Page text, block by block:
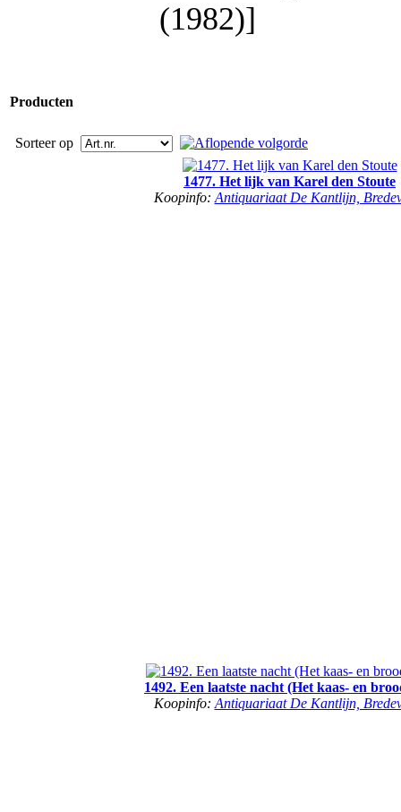
(1982)]
Producten
Sorteer op
1477. Het lijk van Karel den Stoute
Koopinfo: Antiquariaat De Kantlijn,
1492. Een laatste nacht (Het kaas- en
Koopinfo: Antiquariaat De Kantlijn,